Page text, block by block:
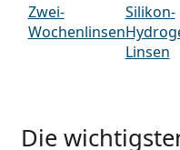
Zwei-
Wochenlinsen
Silikon-
Linsen
Die